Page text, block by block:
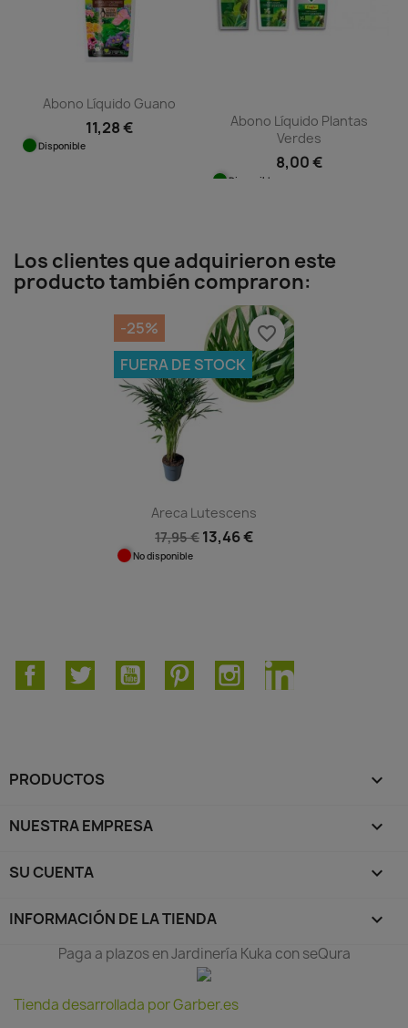
Abono Líquido Guano
11,28 €
Disponible
Abono Líquido Plantas
Verdes
8,00 €
Disponible
Los clientes que adquirieron este
producto también compraron:
Areca Lutescens
17,95 € 13,46 €
No disponible
-25%
FUERA DE STOCK
favorite_border
FacebookTwitter YouTube PinterestInstagramLinkedIn
PRODUCTOS 
NUESTRA EMPRESA 
SU CUENTA 
INFORMACIÓN DE LA TIENDA keyboard_arrow_down
Paga a plazos en Jardinería Kuka con seQura
Tienda desarrollada por Garber.es